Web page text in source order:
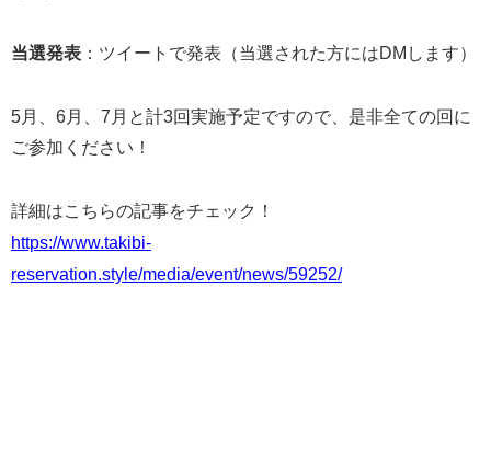
当選発表 ：ツイートで発表（当選された方にはDMします）
5月、6月、7月と計3回実施予定ですので、是非全ての回に
ご参加ください！
詳細はこちらの記事をチェック！
https://www.takibi-
reservation.style/media/event/news/59252/